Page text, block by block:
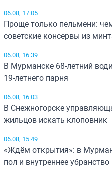
06.08, 17:05
Проще только пельмени:
советские консервы из
06.08, 16:39
В Мурманске 68-летний
19-летнего парня
06.08, 16:03
В Снежногорске
жильцов искать клоповник
06.08, 15:49
«Ждём открытия»: в
пол и внутреннее убранство